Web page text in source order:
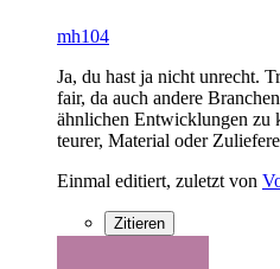
mh104
Ja, du hast ja nicht unrecht.
fair, da auch andere
ähnlichen Entwicklungen zu
teurer, Material oder
Einmal editiert, zuletzt von
Zitieren